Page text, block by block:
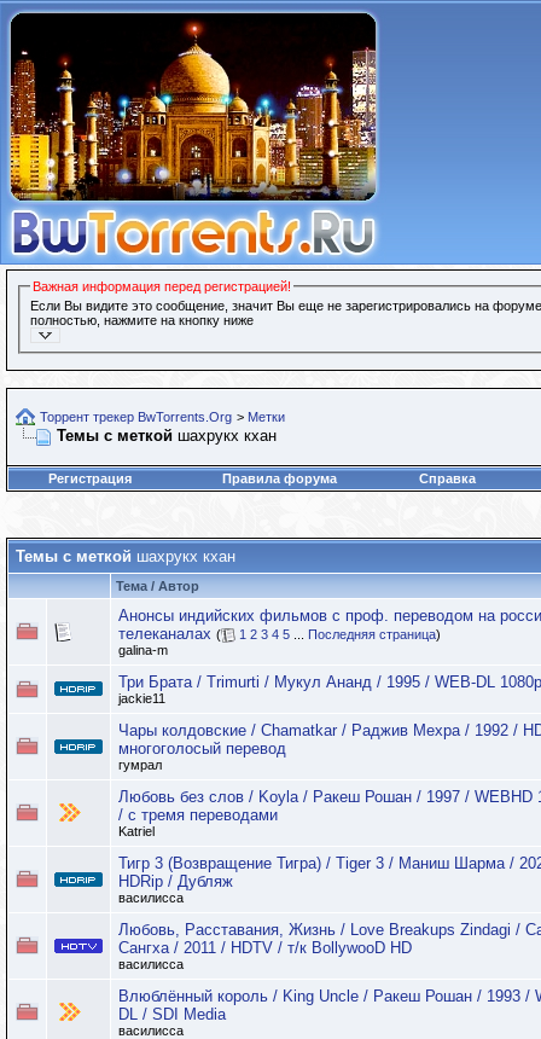
Важная информация перед регистрацией!
Если Вы видите это сообщение, значит Вы еще не зарегистрировались на
полностью, нажмите на кнопку ниже
Торрент трекер BwTorrents.Org > Метки
Темы с меткой шахрукх кхан
Регистрация Правила форума Справка
Темы с меткой шахрукх кхан
Тема / Автор
Анонсы индийских фильмов с проф. переводом на
телеканалах ( 1 2 3 4 5 Последняя страница)
galina-m
Три Брата / Trimurti / Мукул Ананд / 1995 / WEB-DL 1080p
jackie11
Чары колдовские / Chamatkar / Раджив Мехра / 1992 /
многоголосый перевод
гумрал
Любовь без слов / Koyla / Ракеш Рошан / 1997 / WEBHD
/ с тремя переводами
Katriel
Тигр 3 (Возвращение Тигра) / Tiger 3 / Маниш Шарма /
HDRip / Дубляж
василисса
Любовь, Расставания, Жизнь / Love Breakups Zindagi /
Сангха / 2011 / HDTV / т/к BollywooD HD
василисса
Влюблённый король / King Uncle / Ракеш Рошан / 1993 /
DL / SDI Media
василисса